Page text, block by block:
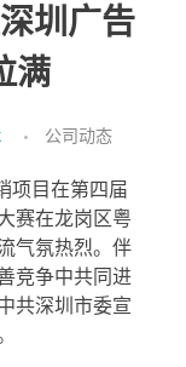
圳广告
满
公司动态
项目在第四届
赛在龙岗区粤
气氛热烈。伴
竞争中共同进
共深圳市委宣